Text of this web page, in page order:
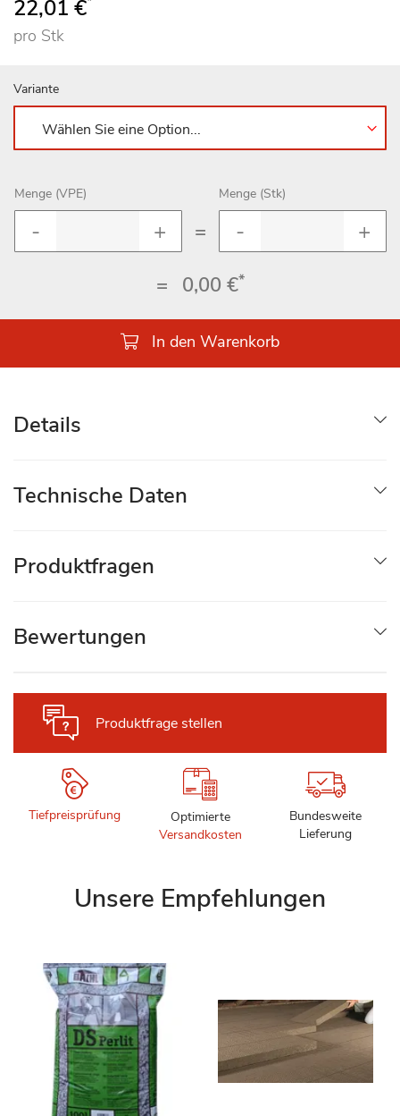
22,01 €
pro Stk
Variante
Menge (VPE)
=
Menge (Stk)
= 0,00 €*
In den Warenkorb
Produktfrage stellen
Tiefpreisprüfung
Optimierte
Versandkosten
Bundesweite
Lieferung
Details
Technische Daten
Produktfragen
Bewertungen
Unsere Empfehlungen